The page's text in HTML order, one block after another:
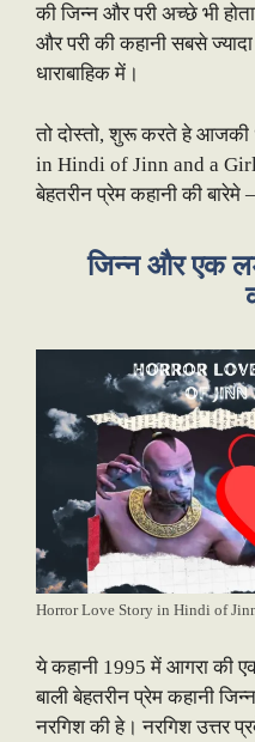
की जिन्न और परी अच्छे भी
और परी की कहानी सबसे
धाराबाहिक में।
तो दोस्तो, शुरू करते हे
in Hindi of Jinn and a
बेहतरीन प्रेम कहानी की बारेमे –
जिन्न और एक
Horror Love Story in Hindi of
ये कहानी 1995 में आगरा की
बाली बेहतरीन प्रेम कहानी
नरगिश की हे। नरगिश उत्तर